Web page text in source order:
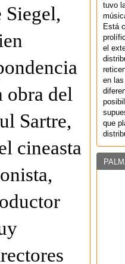
obra del
Sartre,
cineasta
tuvo
Está
el
en
que